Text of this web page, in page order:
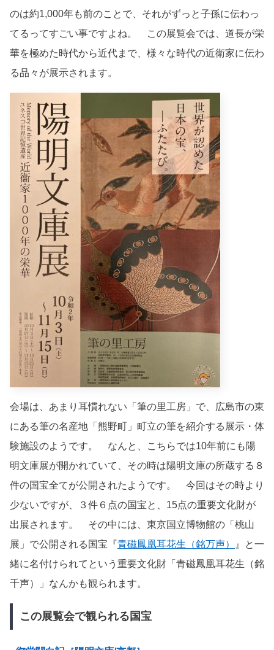
のは約1,000年も前のことで、それがずっと子孫に伝わっ
てるってすごい事ですよね。 この展覧会では、道長が栄
華を極めた時代から近代まで、様々な時代の近衛家に伝わ
る品々が展示されます。
会場は、あまり耳慣れない「筆の里工房」で、広島市の東
にある筆の名産地「熊野町」町立の筆を紹介する展示・体
験施設のようです。 なんと、こちらでは10年前にも陽
明文庫展が開かれていて、その時は陽明文庫の所蔵する８
件の国宝全てが公開されたようです。 今回はその時より
少ないですが、３件６点の国宝と、15点の重要文化財が
出展されます。 その中には、東京国立博物館の「桃山
展」で公開される国宝『青磁鳳凰耳花生（銘万声）
』と一
緒に名付けられてという重要文化財「青磁鳳凰耳花生（銘
千声）」なんかも観られます。
この展覧会で観られる国宝